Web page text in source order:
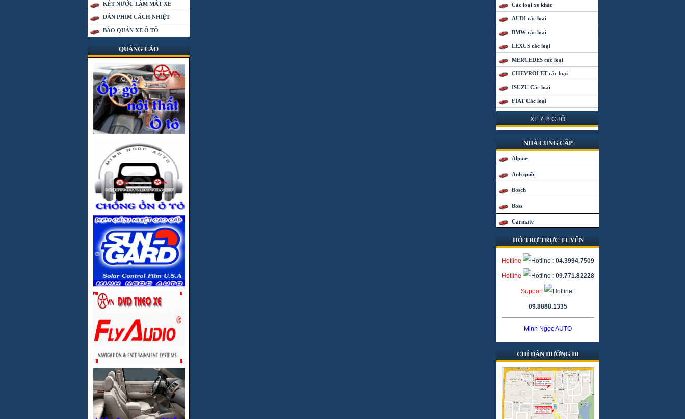
KÉT NƯỚC LÀM MÁT XE
DÁN PHIM CÁCH NHIỆT
BẢO QUẢN XE Ô TÔ
QUẢNG CÁO
Các loại xe khác
AUDI các loại
BMW các loại
LEXUS các loại
MERCEDES các loại
CHEVROLET các loại
ISUZU Các loại
FIAT Các loại
XE 7, 8 CHỖ
NHÀ CUNG CẤP
Alpine
Anh quốc
Bosch
Boss
Carmate
Caska
China
Coido
Flyaudio
Focal
Hàn Quốc
Hãng khác
Hologen
Hong kong
HỖ TRỢ TRỰC TUYẾN
Hotline : 04.3994.7509
Hotline : 09.771.82228
Support :
09.8888.1335
Minh Ngọc AUTO
CHỈ DẪN ĐƯỜNG ĐI